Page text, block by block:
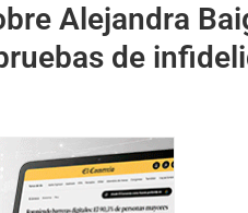
Alejandra
de